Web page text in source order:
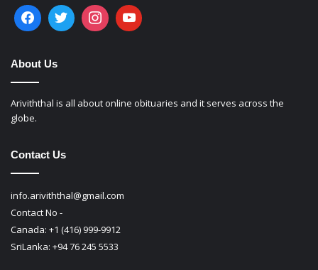
About Us
Ariviththal is all about online obituaries and it serves across the
globe.
Contact Us
info.ariviththal@gmail.com
Contact No -
Canada: +1 (416) 999-9912
SriLanka: +94 76 245 5533